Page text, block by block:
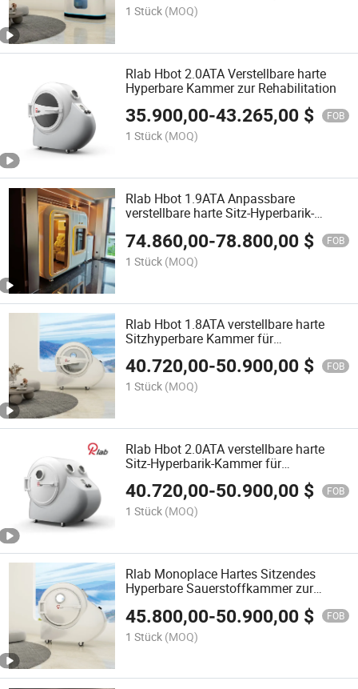
1 Stück (MOQ)
Rlab Hbot 2.0ATA Verstellbare harte
Hyperbare Kammer zur Rehabilitation
35.900,00-43.265,00 $ FOB
1 Stück (MOQ)
Rlab Hbot 1.9ATA Anpassbare
verstellbare harte Sitz-Hyperbarik-
74.860,00-78.800,00 $ FOB
1 Stück (MOQ)
Rlab Hbot 1.8ATA verstellbare harte
Sitzhyperbare Kammer für
40.720,00-50.900,00 $ FOB
1 Stück (MOQ)
Rlab Hbot 2.0ATA verstellbare harte
Sitz-Hyperbarik-Kammer für
40.720,00-50.900,00 $ FOB
1 Stück (MOQ)
Rlab Monoplace Hartes Sitzendes
Hyperbare Sauerstoffkammer zur
45.800,00-50.900,00 $ FOB
1 Stück (MOQ)